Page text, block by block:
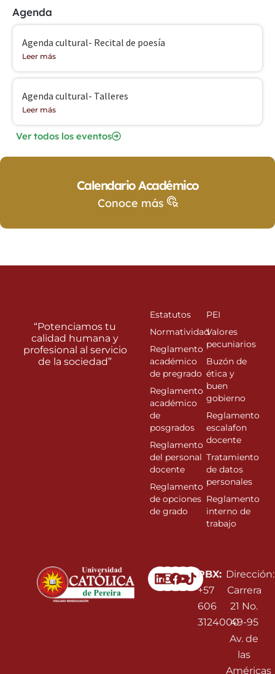
Agenda
Agenda cultural- Recital de poesía
Leer más
Agenda cultural- Talleres
Leer más
Ver todos los eventos
Calendario Académico
Conoce más
Linkedin
Instagram
Facebook
Youtube
PBX:
+57
606
3124000
Dirección:
Carrera
21 No.
49-95
Av. de
las
Américas
“Potenciamos tu
calidad humana y
profesional al servicio
de la sociedad”
Estatutos
Normatividad
Reglamento
académico
de pregrado
Reglamento
académico
de
posgrados
Reglamento
del personal
docente
Reglamento
de opciones
de grado
PEI
Valores
pecuniarios
Buzón de
ética y
buen
gobierno
Reglamento
escalafon
docente
Tratamiento
de datos
personales
Reglamento
interno de
trabajo